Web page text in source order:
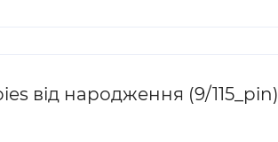
від народження (9/115_pin)